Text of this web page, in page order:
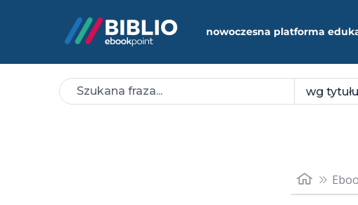
nowoczesna platforma